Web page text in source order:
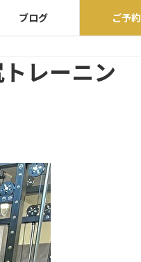
ブログ ご予約
レーニン